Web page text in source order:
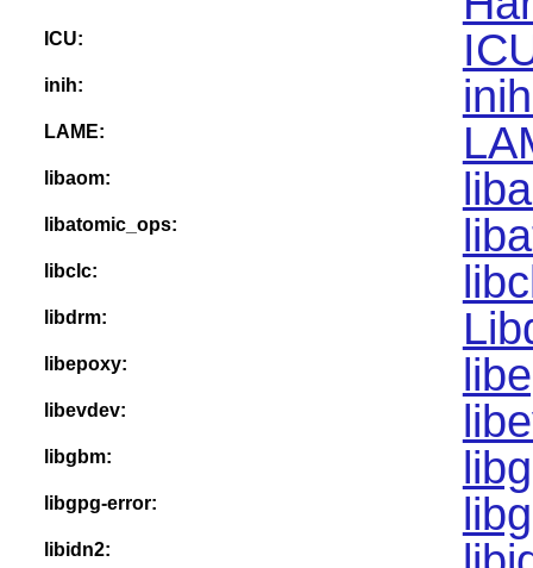
ICU:
inih:
LAME:
libaom:
libatomic_ops:
libclc:
libdrm:
libepoxy:
libevdev:
libgbm:
libgpg-error:
libidn2: